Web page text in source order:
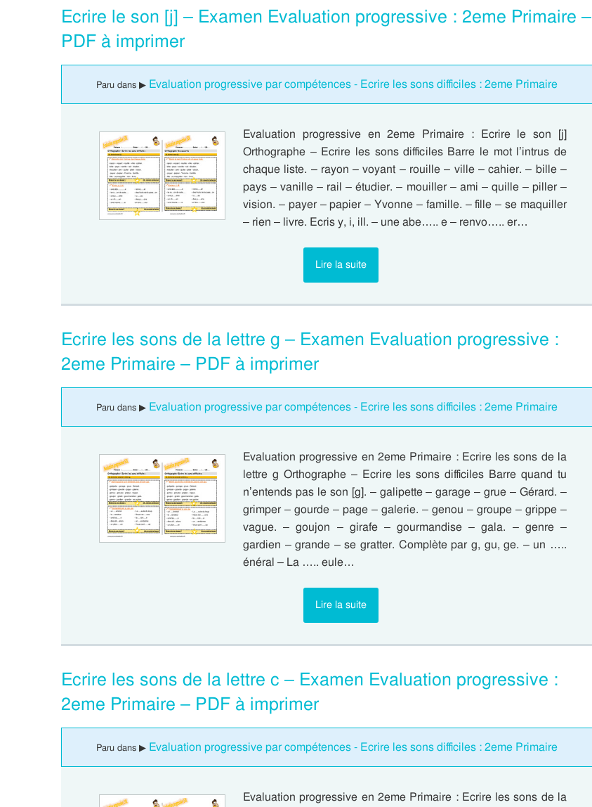
Ecrire le son [j] – Examen Evaluation progressive : 2eme Primaire –
PDF à imprimer
Paru dans ▶ Evaluation progressive par compétences - Ecrire les sons difficiles : 2eme Primaire
Evaluation progressive en 2eme Primaire : Ecrire le son [j]
Orthographe – Ecrire les sons difficiles Barre le mot l’intrus de
chaque liste. – rayon – voyant – rouille – ville – cahier. – bille –
pays – vanille – rail – étudier. – mouiller – ami – quille – piller –
vision. – payer – papier – Yvonne – famille. – fille – se maquiller
– rien – livre. Ecris y, i, ill. – une abe….. e – renvo….. er…
Lire la suite
Ecrire les sons de la lettre g – Examen Evaluation progressive :
2eme Primaire – PDF à imprimer
Paru dans ▶ Evaluation progressive par compétences - Ecrire les sons difficiles : 2eme Primaire
Evaluation progressive en 2eme Primaire : Ecrire les sons de la
lettre g Orthographe – Ecrire les sons difficiles Barre quand tu
n’entends pas le son [g]. – galipette – garage – grue – Gérard. –
grimper – gourde – page – galerie. – genou – groupe – grippe –
vague. – goujon – girafe – gourmandise – gala. – genre –
gardien – grande – se gratter. Complète par g, gu, ge. – un …..
énéral – La ….. eule…
Lire la suite
Ecrire les sons de la lettre c – Examen Evaluation progressive :
2eme Primaire – PDF à imprimer
Paru dans ▶ Evaluation progressive par compétences - Ecrire les sons difficiles : 2eme Primaire
Evaluation progressive en 2eme Primaire : Ecrire les sons de la